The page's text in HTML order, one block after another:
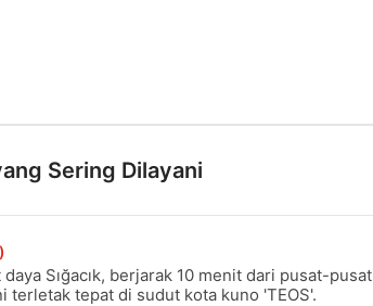
Sering Dilayani
Sığacık, berjarak 10 menit dari pusat-pusat
terletak tepat di sudut kota kuno 'TEOS'.